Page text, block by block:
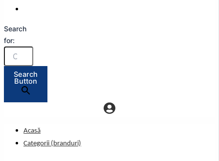
Search
for:
Search
Button
Acasă
Categorii (branduri)